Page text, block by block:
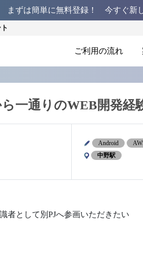
まずは簡単に無料登録！ 今すぐ新
ご利用の流れ
一通りのWEB開発経
Android
中野駅
者として別PJへ参画いただきたい